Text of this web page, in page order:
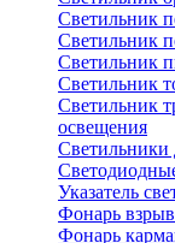
Светильник
Светильник
Светильник
Светильник
Светильник
освещения
Светильники
Указатель
Фонарь
Фонарь